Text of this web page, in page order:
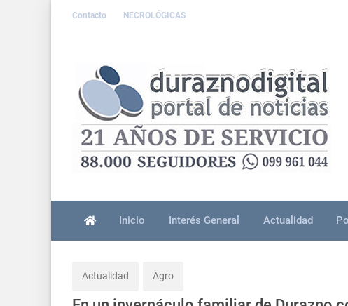
Contacto NECROLÓGICAS
Inicio Interés General Actualidad
Actualidad Agro